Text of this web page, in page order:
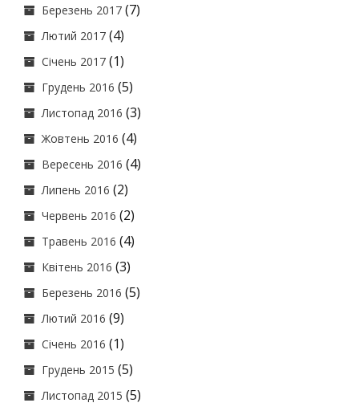
Березень 2017 (7)
Лютий 2017 (4)
Січень 2017 (1)
Грудень 2016 (5)
Листопад 2016 (3)
Жовтень 2016 (4)
Вересень 2016 (4)
Липень 2016 (2)
Червень 2016 (2)
Травень 2016 (4)
Квітень 2016 (3)
Березень 2016 (5)
Лютий 2016 (9)
Січень 2016 (1)
Грудень 2015 (5)
Листопад 2015 (5)